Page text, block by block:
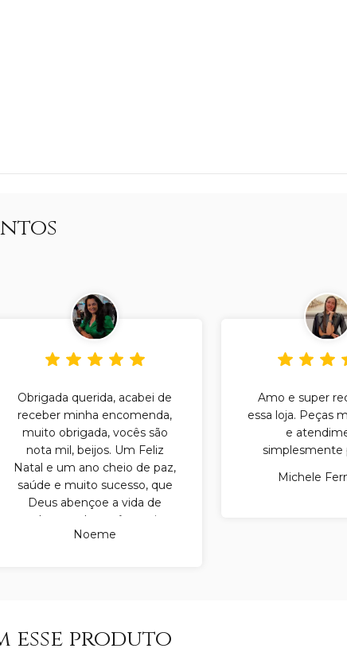
Obrigada querida, acabei de
receber minha encomenda,
muito obrigada, vocês são
nota mil, beijos. Um Feliz
Natal e um ano cheio de paz,
saúde e muito sucesso, que
Deus abençoe a vida de
cada uma de vocês, muito
obrigada.
Noeme
Amo e super
essa loja. Peças
e
simplesmente
Michele
esse produto